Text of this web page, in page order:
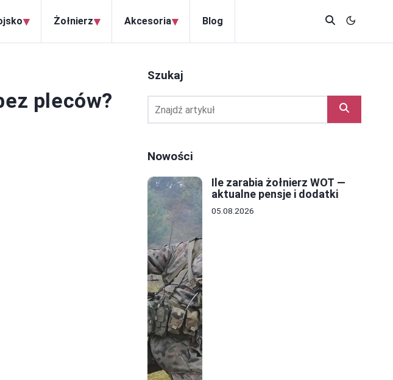
▾ Żołnierz▾ Akcesoria▾ Blog
pleców?
Szukaj
Nowości
Ile zarabia żołnierz WOT —
aktualne pensje i dodatki
05.08.2026